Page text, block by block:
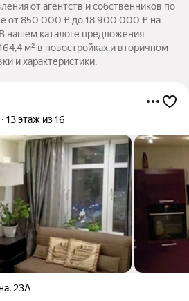
от агентств и собственников по
от 850 000 ₽ до 18 900 000 ₽ на
нашем каталоге предложения
м² в новостройках и вторичном
и характеристики.
13 этаж из 16
, 23А